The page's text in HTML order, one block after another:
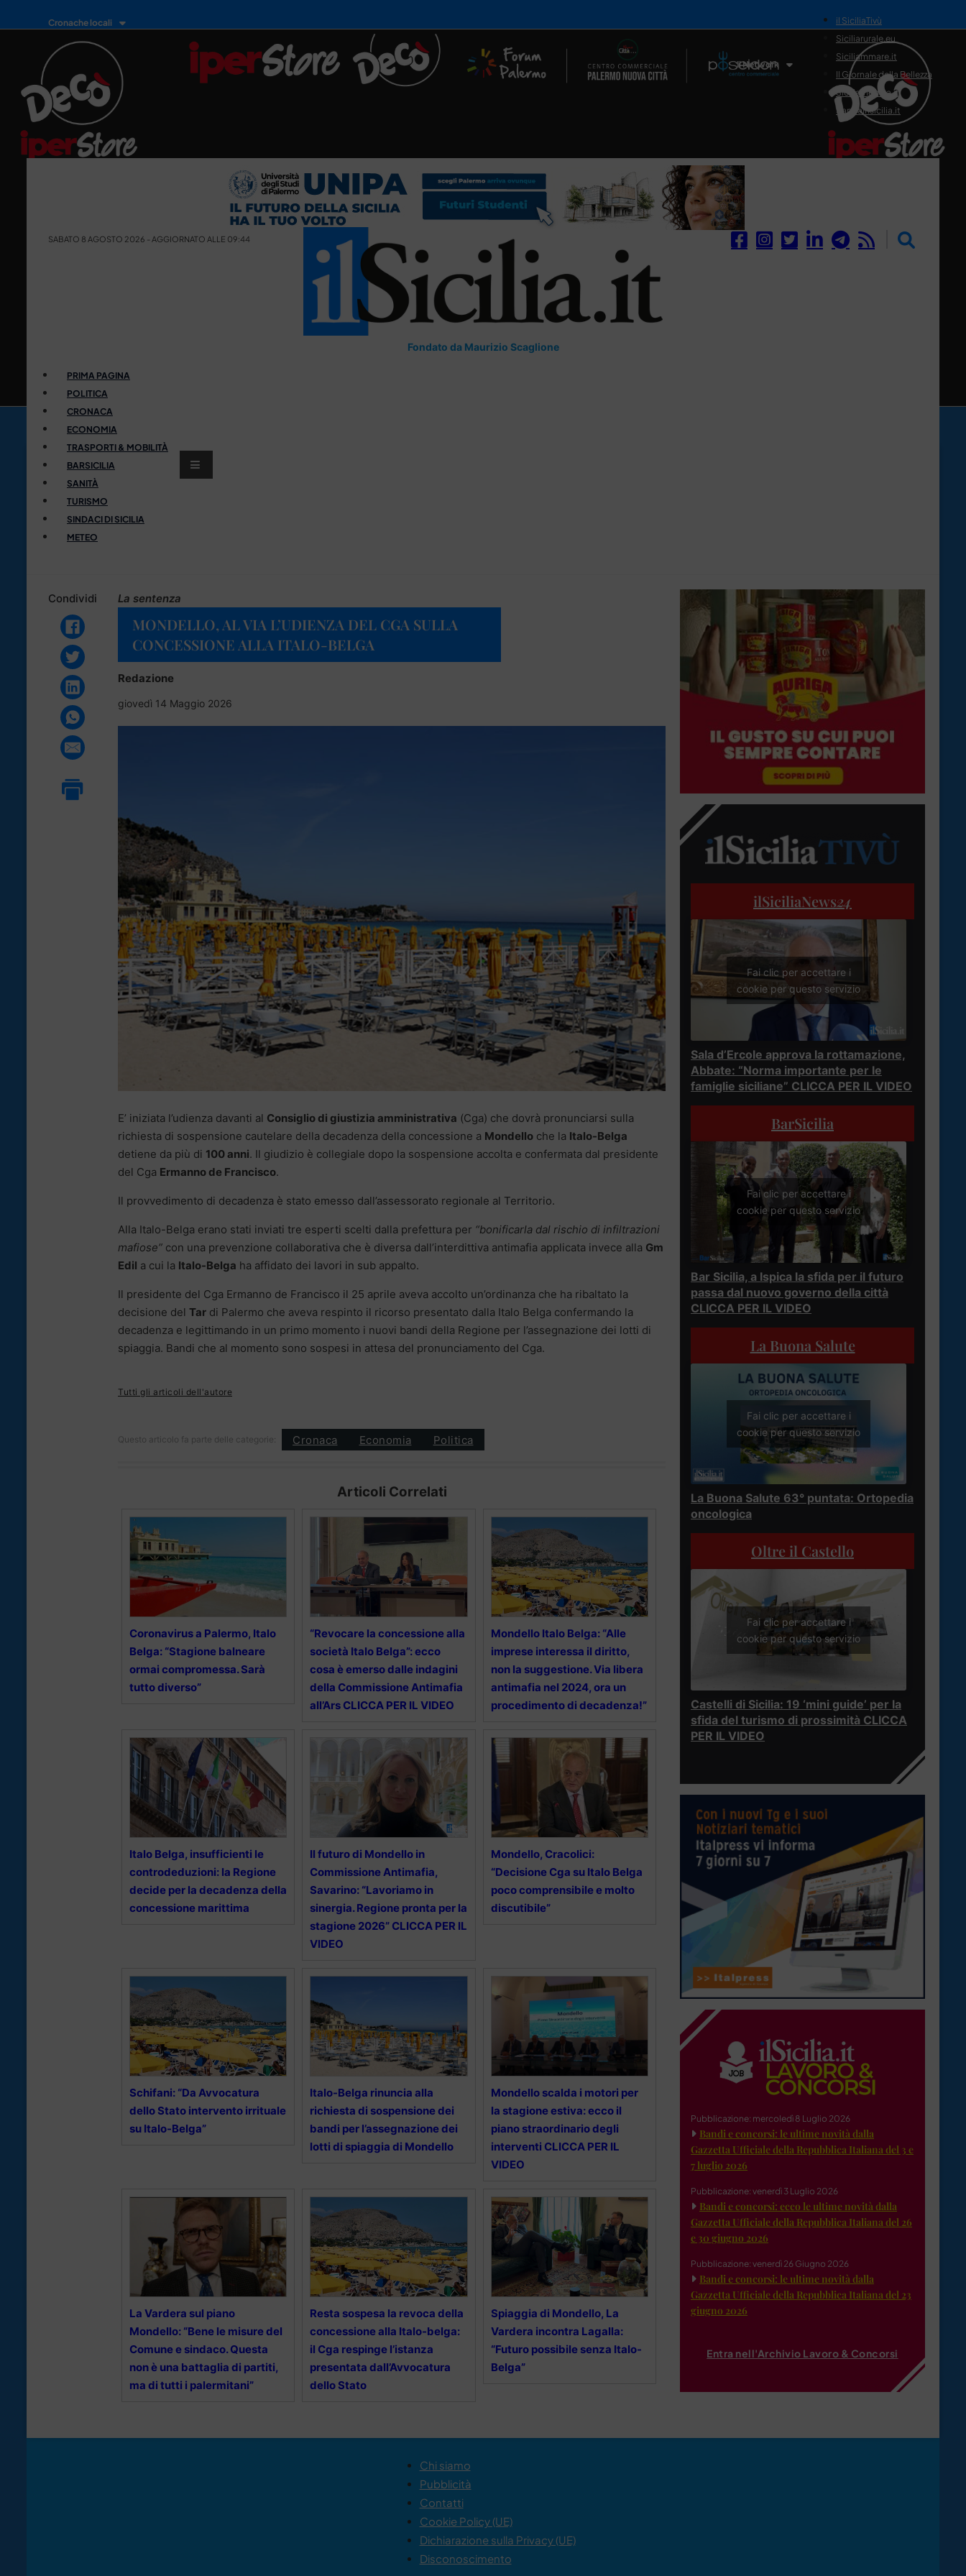
Cronache locali
Il Network
il SiciliaTivù
Siciliarurale.eu
Siciliammare.it
Il Giornale della Bellezza
Siciliamedica.it
Sanitainsicilia.it
SABATO 8 AGOSTO 2026 - AGGIORNATO ALLE 09:44
Fondato da Maurizio Scaglione
PRIMA PAGINA
POLITICA
CRONACA
ECONOMIA
TRASPORTI & MOBILITÀ
BARSICILIA
SANITÀ
TURISMO
SINDACI DI SICILIA
METEO
Condividi La sentenza
MONDELLO, AL VIA L’UDIENZA DEL CGA SULLA
CONCESSIONE ALLA ITALO-BELGA
Redazione
giovedì 14 Maggio 2026
E’ iniziata l’udienza davanti al Consiglio di giustizia amministrativa (Cga) che dovrà pronunciarsi sulla
richiesta di sospensione cautelare della decadenza della concessione a Mondello che la Italo-Belga
detiene da più di 100 anni. Il giudizio è collegiale dopo la sospensione accolta e confermata dal presidente
del Cga Ermanno de Francisco.
Il provvedimento di decadenza è stato emesso dall’assessorato regionale al Territorio.
Alla Italo-Belga erano stati inviati tre esperti scelti dalla prefettura per “bonificarla dal rischio di infiltrazioni
mafiose” con una prevenzione collaborativa che è diversa dall’interdittiva antimafia applicata invece alla Gm
Edil a cui la Italo-Belga ha affidato dei lavori in sub appalto.
Il presidente del Cga Ermanno de Francisco il 25 aprile aveva accolto un’ordinanza che ha ribaltato la
decisione del Tar di Palermo che aveva respinto il ricorso presentato dalla Italo Belga confermando la
decadenza e legittimando in un primo momento i nuovi bandi della Regione per l’assegnazione dei lotti di
spiaggia. Bandi che al momento sono sospesi in attesa del pronunciamento del Cga.
Tutti gli articoli dell'autore
Questo articolo fa parte delle categorie: Cronaca Economia Politica
Articoli Correlati
Coronavirus a Palermo, Italo
Belga: “Stagione balneare
ormai compromessa. Sarà
tutto diverso”
“Revocare la concessione alla
società Italo Belga”: ecco
cosa è emerso dalle indagini
della Commissione Antimafia
all’Ars CLICCA PER IL VIDEO
Mondello Italo Belga: “Alle
imprese interessa il diritto,
non la suggestione. Via libera
antimafia nel 2024, ora un
procedimento di decadenza!”
Italo Belga, insufficienti le
controdeduzioni: la Regione
decide per la decadenza della
concessione marittima
Il futuro di Mondello in
Commissione Antimafia,
Savarino: “Lavoriamo in
sinergia. Regione pronta per la
stagione 2026” CLICCA PER IL
VIDEO
Mondello, Cracolici:
“Decisione Cga su Italo Belga
poco comprensibile e molto
discutibile”
Schifani: “Da Avvocatura
dello Stato intervento irrituale
su Italo-Belga”
Italo-Belga rinuncia alla
richiesta di sospensione dei
bandi per l’assegnazione dei
lotti di spiaggia di Mondello
Mondello scalda i motori per
la stagione estiva: ecco il
piano straordinario degli
interventi CLICCA PER IL
VIDEO
La Vardera sul piano
Mondello: “Bene le misure del
Comune e sindaco. Questa
non è una battaglia di partiti,
ma di tutti i palermitani”
Resta sospesa la revoca della
concessione alla Italo-belga:
il Cga respinge l’istanza
presentata dall’Avvocatura
dello Stato
Spiaggia di Mondello, La
Vardera incontra Lagalla:
“Futuro possibile senza Italo-
Belga”
ilSiciliaNews24
Fai clic per accettare i
cookie per questo servizio
Sala d’Ercole approva la rottamazione,
Abbate: “Norma importante per le
famiglie siciliane” CLICCA PER IL VIDEO
BarSicilia
Fai clic per accettare i
cookie per questo servizio
Bar Sicilia, a Ispica la sfida per il futuro
passa dal nuovo governo della città
CLICCA PER IL VIDEO
La Buona Salute
Fai clic per accettare i
cookie per questo servizio
La Buona Salute 63° puntata: Ortopedia
oncologica
Oltre il Castello
Fai clic per accettare i
cookie per questo servizio
Castelli di Sicilia: 19 ‘mini guide’ per la
sfida del turismo di prossimità CLICCA
PER IL VIDEO
Pubblicazione: mercoledì 8 Luglio 2026
Bandi e concorsi: le ultime novità dalla
Gazzetta Ufficiale della Repubblica Italiana del 3 e
7 luglio 2026
Pubblicazione: venerdì 3 Luglio 2026
Bandi e concorsi: ecco le ultime novità dalla
Gazzetta Ufficiale della Repubblica Italiana del 26
e 30 giugno 2026
Pubblicazione: venerdì 26 Giugno 2026
Bandi e concorsi: le ultime novità dalla
Gazzetta Ufficiale della Repubblica Italiana del 23
giugno 2026
Entra nell'Archivio Lavoro & Concorsi
Chi siamo
Pubblicità
Contatti
Cookie Policy (UE)
Dichiarazione sulla Privacy (UE)
Disconoscimento